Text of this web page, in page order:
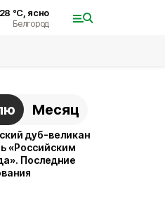
°С, ясно
Белгород
Месяц
дуб-великан
«Российским
Последние